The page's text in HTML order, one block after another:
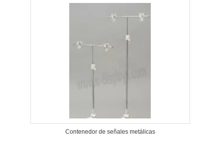
Contenedor de señales metálicas